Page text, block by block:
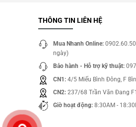
THÔNG TIN LIÊN HỆ
Mua Nhanh Online:
ngày)
Bảo hành - Hỗ trợ kỹ thuật:
CN1: 4/5 Miếu Bình Đông, F
CN2: 237/68 Trần Văn Đang
Giờ hoạt động: 8:30AM -